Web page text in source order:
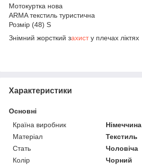
Мотокуртка нова
ARMA текстиль туристична
Розмір (48) S
Знімний жорсткий захисту плечах ліктях
Характеристики
Основні
Країна виробник
Німеччина
Матеріал
Текстиль
Стать
Чоловіча
Колір
Чорний